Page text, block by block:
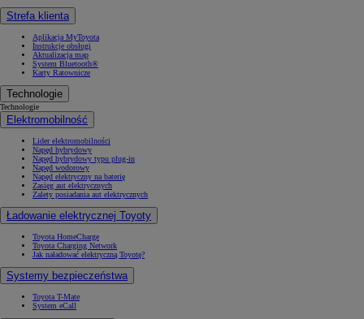
Strefa klienta
Aplikacja MyToyota
Instrukcje obsługi
Aktualizacja map
System Bluetooth®
Karty Ratownicze
Technologie
Technologie
Elektromobilność
Lider elektromobilności
Napęd hybrydowy
Napęd hybrydowy typu plug-in
Napęd wodorowy
Napęd elektryczny na baterię
Zasięg aut elektrycznych
Zalety posiadania aut elektrycznych
Ładowanie elektrycznej Toyoty
Toyota HomeCharge
Toyota Charging Network
Jak naładować elektryczną Toyotę?
Systemy bezpieczeństwa
Toyota T-Mate
System eCall